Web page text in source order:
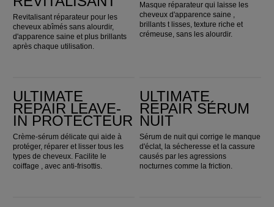
Revitalisant réparateur pour les
cheveux abîmés sans alourdir,
d'apparence saine et plus brillants
après chaque utilisation.
Masque réparateur qui laisse les
cheveux d'apparence saine ,
brillants t lisses, texture riche et
crémeuse, sans les alourdir.
ULTIMATE
REPAIR LEAVE-
IN PROTECTEUR
Crème-sérum délicate qui aide à
protéger, réparer et lisser tous les
types de cheveux. Facilite le
coiffage , avec anti-frisottis.
ULTIMATE
REPAIR SÉRUM
NUIT
Sérum de nuit qui corrige le manque
d'éclat, la sécheresse et la cassure
causés par les agressions
nocturnes comme la friction.